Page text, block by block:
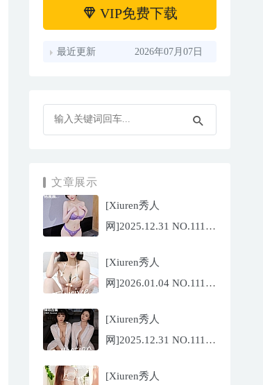
VIP免费下载
最近更新 2026年07月07日
文章展示
[Xiuren秀人
网]2025.12.31 NO.11187
[Xiuren秀人
网]2026.01.04 NO.11189
_Thrive[71P/640.85MB]
[Xiuren秀人
网]2025.12.31 NO.11188
[Xiuren秀人